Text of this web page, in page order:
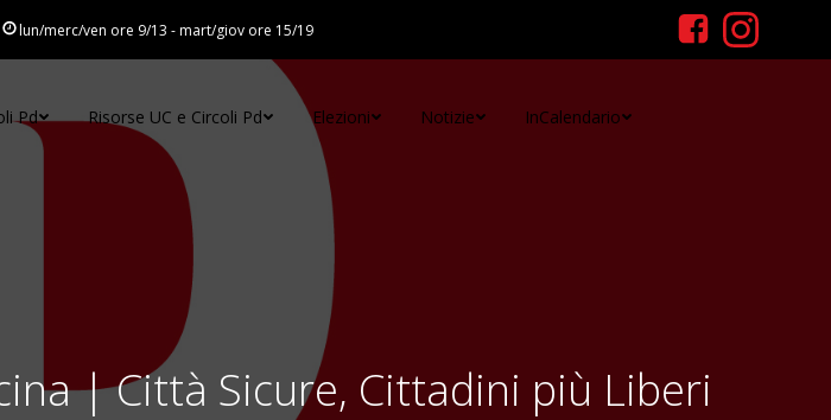
lun/merc/ven ore 9/13 - mart/giov ore 15/19
Pd Risorse UC e Circoli Pd Elezioni Notizie InCalendario
| Città Sicure, Cittadini più Liberi